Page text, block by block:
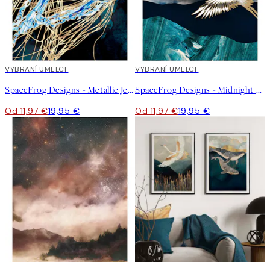
40%*
VYBRANÍ UMELCI
SpaceFrog Designs - Metallic Jellyfish III Plagát
Od 11,97 €19,95 €
40%*
VYBRANÍ UMELCI
SpaceFrog Designs - Midnight Cranes Plagát
Od 11,97 €19,95 €